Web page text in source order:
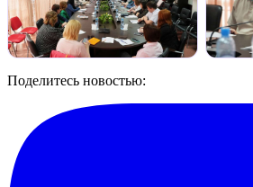
Поделитесь новостью: